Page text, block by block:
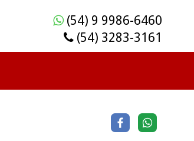
(54) 9 9986-6460
(54) 3283-3161